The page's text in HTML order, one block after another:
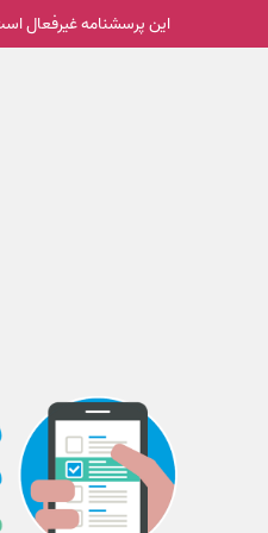
این پرسشنامه غیر‌فعال